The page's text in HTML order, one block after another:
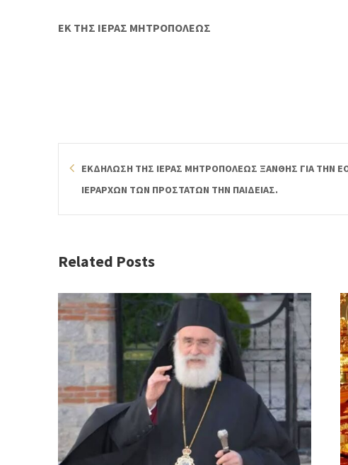
ΕΚ ΤΗΣ ΙΕΡΑΣ ΜΗΤΡΟΠΟΛΕΩΣ
ΕΚΔΗΛΩΣΗ ΤΗΣ ΙΕΡΑΣ ΜΗΤΡΟΠΟΛΕΩΣ ΞΑΝΘΗΣ ΓΙΑ ΤΗΝ
ΙΕΡΑΡΧΩΝ ΤΩΝ ΠΡΟΣΤΑΤΩΝ ΤΗΝ ΠΑΙΔΕΙΑΣ.
Related Posts